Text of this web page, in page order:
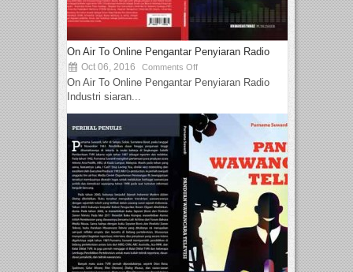
On Air To Online Pengantar Penyiaran Radio
Oct 06, 2016 Comments Off
On Air To Online Pengantar Penyiaran Radio
Industri siaran...